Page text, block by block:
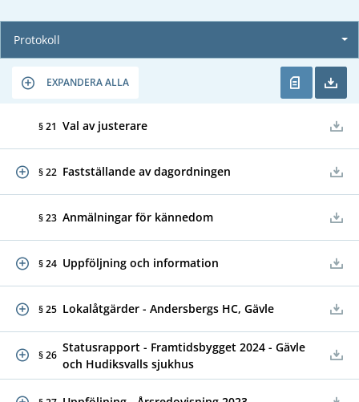
Protokoll
EXPANDERA ALLA
§ 21 Val av justerare
§ 22 Fastställande av dagordningen
§ 23 Anmälningar för kännedom
§ 24 Uppföljning och information
§ 25 Lokalåtgärder - Andersbergs HC, Gävle
§ 26
Statusrapport - Framtidsbygget 2024 - Gävle
och Hudiksvalls sjukhus